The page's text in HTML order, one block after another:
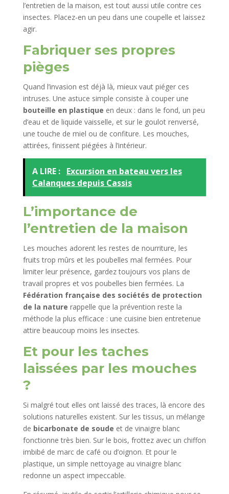
l’entretien de la maison, est tout aussi utile contre ces
insectes. Placez-en un peu dans une coupelle et laissez
agir.
Fabriquer ses propres
pièges
Quand l’invasion est déjà là, mieux vaut piéger ces
intruses. Une astuce simple consiste à couper une
bouteille en plastique en deux : dans le fond, un peu
d’eau et de liquide vaisselle, et sur le goulot renversé,
une touche de miel ou de confiture. Les mouches,
attirées, finissent piégées à l’intérieur.
A LIRE : Excursion en bateau vers les
Calanques depuis Cassis
L’importance de
l’entretien de la maison
Les mouches adorent les restes de nourriture, les
fruits trop mûrs et les poubelles mal fermées. Pour
limiter leur présence, gardez toujours vos plans de
travail propres et vos poubelles bien fermées. La
Fédération française des sociétés de protection
de la nature rappelle que la prévention reste la
méthode la plus efficace : une cuisine bien entretenue
attire beaucoup moins les insectes.
Et pour les taches
laissées par les mouches
?
Si malgré tout elles ont laissé des traces, là encore des
solutions naturelles existent. Sur les tissus, un mélange
de bicarbonate de soude et de vinaigre blanc
fonctionne très bien. Sur le bois, frottez avec un chiffon
imbibé de marc de café ou d’oignon. Et pour le
plastique, un simple nettoyage au vinaigre blanc
redonne un aspect impeccable.